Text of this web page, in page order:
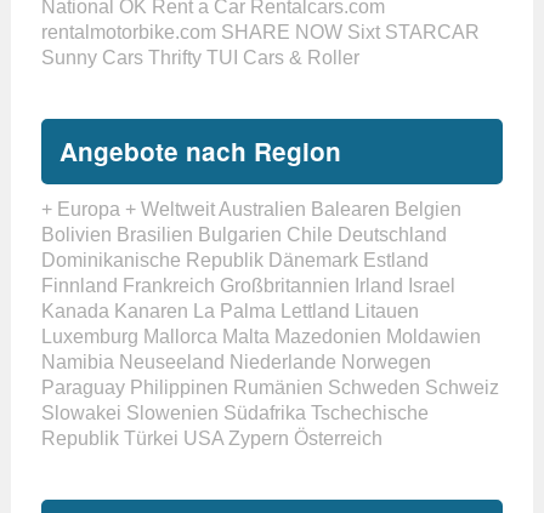
National OK Rent a Car Rentalcars.com
rentalmotorbike.com SHARE NOW Sixt STARCAR
Sunny Cars Thrifty TUI Cars & Roller
Angebote nach Region
+ Europa + WeltweitAustralien Balearen Belgien
Bolivien Brasilien Bulgarien Chile Deutschland
Dominikanische Republik Dänemark Estland
Finnland Frankreich Großbritannien Irland
Israel
Kanada Kanaren La Palma Lettland
Litauen
Luxemburg Mallorca Malta Mazedonien Moldawien
Namibia Neuseeland Niederlande Norwegen
Paraguay Philippinen Rumänien Schweden Schweiz
Slowakei Slowenien Südafrika Tschechische
Republik Türkei USA Zypern Österreich